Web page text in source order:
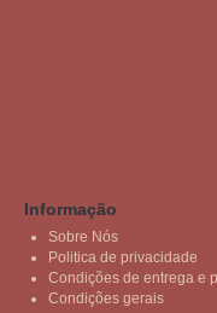
Informação
Sobre Nós
Politica de privacidade
Condições de entrega e
Condições gerais